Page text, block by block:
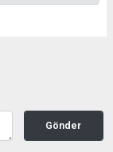
Gönder